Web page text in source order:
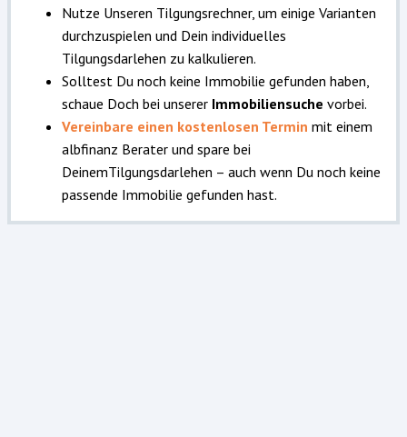
Nutze Unseren Tilgungsrechner, um einige Varianten
durchzuspielen und Dein individuelles
Tilgungsdarlehen zu kalkulieren.
Solltest Du noch keine Immobilie gefunden haben,
schaue Doch bei unserer Immobiliensuche vorbei.
Vereinbare einen kostenlosen Termin mit einem
albfinanz Berater und spare bei
DeinemTilgungsdarlehen – auch wenn Du noch keine
passende Immobilie gefunden hast.